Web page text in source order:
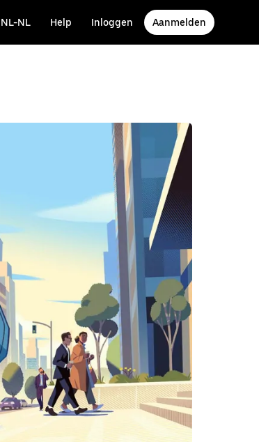
NL-NL Help Inloggen Aanmelden